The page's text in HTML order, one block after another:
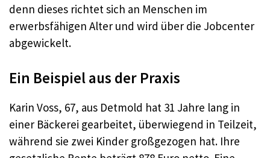
denn dieses richtet sich an Menschen im
erwerbsfähigen Alter und wird über die Jobcenter
abgewickelt.
Ein Beispiel aus der Praxis
Karin Voss, 67, aus Detmold hat 31 Jahre lang in
einer Bäckerei gearbeitet, überwiegend in Teilzeit,
während sie zwei Kinder großgezogen hat. Ihre